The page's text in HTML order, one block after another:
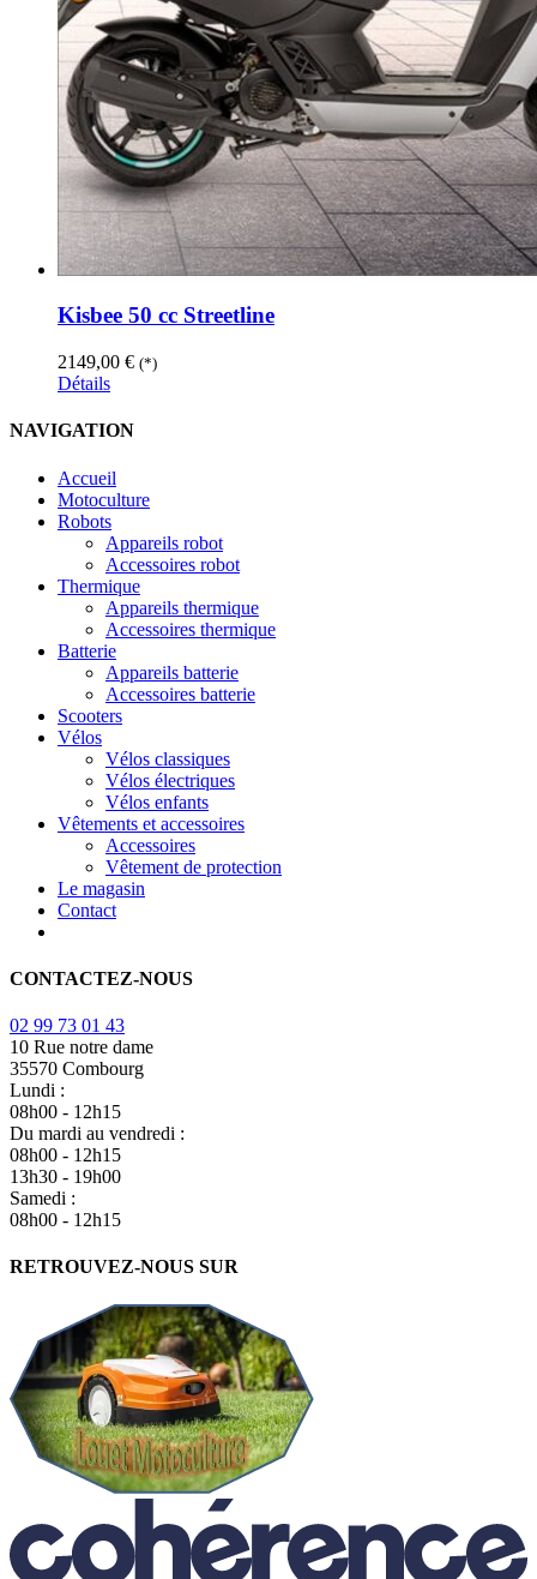
Kisbee 50 cc Streetline
2149,00 € (*)
Détails
NAVIGATION
Accueil
Motoculture
Robots
Appareils robot
Accessoires robot
Thermique
Appareils thermique
Accessoires thermique
Batterie
Appareils batterie
Accessoires batterie
Scooters
Vélos
Vélos classiques
Vélos électriques
Vélos enfants
Vêtements et accessoires
Accessoires
Vêtement de protection
Le magasin
Contact
CONTACTEZ-NOUS
02 99 73 01 43
10 Rue notre dame
35570 Combourg
Lundi :
08h00 - 12h15
Du mardi au vendredi :
08h00 - 12h15
13h30 - 19h00
Samedi :
08h00 - 12h15
RETROUVEZ-NOUS SUR